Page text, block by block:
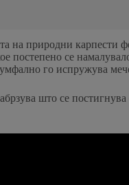
природни карпести
постепено се
го испружува
што се